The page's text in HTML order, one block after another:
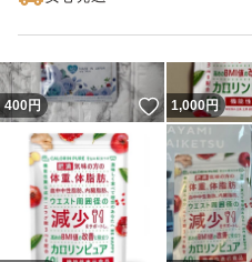
400円 いいね！
1,000円